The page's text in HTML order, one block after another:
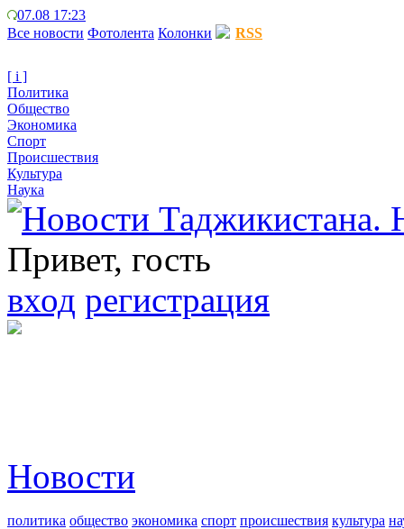
07.08 17:23
Все новости Фотолента Колонки RSS
[ i ]
Политика
Общество
Экономика
Спорт
Происшествия
Культура
Наука
Привет, гость
вход регистрация
Новости
политика общество экономика спорт происшествия культура